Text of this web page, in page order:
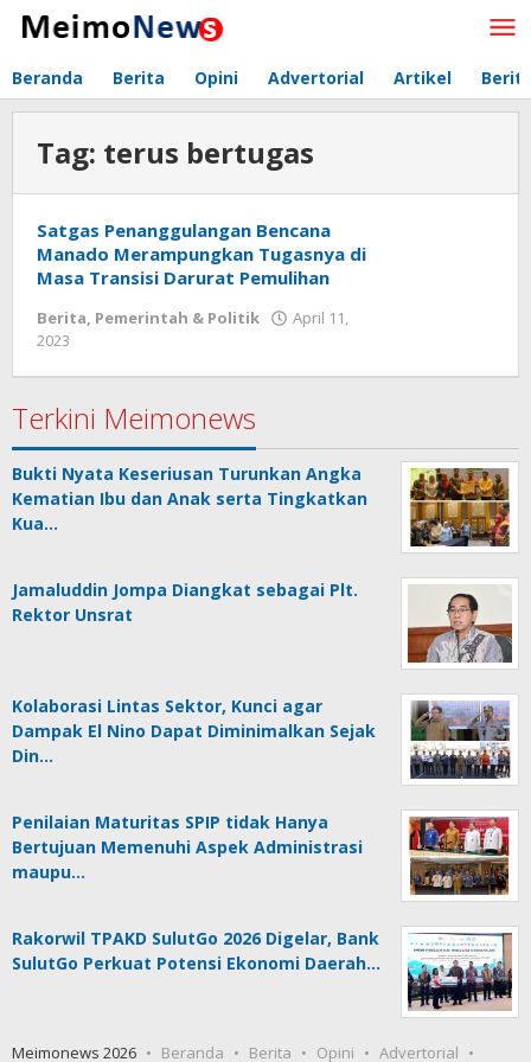
Lewati
Beranda Berita Opini Advertorial Artikel
Tag: terus bertugas
Satgas Penanggulangan Bencana
Manado Merampungkan Tugasnya di
Masa Transisi Darurat Pemulihan
Berita, Pemerintah & Politik
April 11,
2023
News
Terkini Meimonews
Bukti Nyata Keseriusan Turunkan Angka
Kematian Ibu dan Anak serta Tingkatkan
Kua…
Jamaluddin Jompa Diangkat sebagai Plt.
Rektor Unsrat
Kolaborasi Lintas Sektor, Kunci agar
Dampak El Nino Dapat Diminimalkan Sejak
Din…
Penilaian Maturitas SPIP tidak Hanya
Bertujuan Memenuhi Aspek Administrasi
maupu…
Rakorwil TPAKD SulutGo 2026 Digelar, Bank
SulutGo Perkuat Potensi Ekonomi Daerah…
Meimonews 2026 Beranda Berita Opini Advertorial